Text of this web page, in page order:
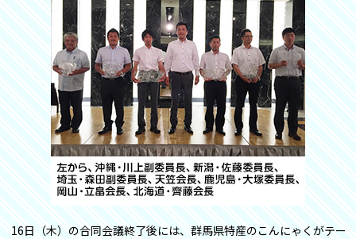
16日（木）の合同会議終了後には、群馬県特産のこんにゃくがテー